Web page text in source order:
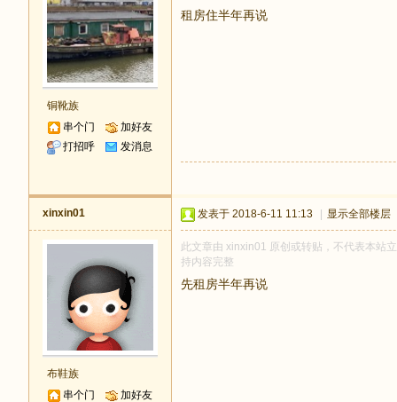
铜靴族
串个门
加好友
打招呼
发消息
租房住半年再说
xinxin01
布鞋族
串个门
加好友
发表于 2018-6-11 11:13 显示全部楼层
此文章由 xinxin01 原创或转贴，不代表本站
持内容完整
先租房半年再说